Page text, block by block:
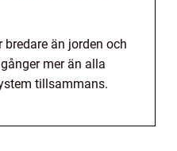
än jorden och
mer än alla
tillsammans.